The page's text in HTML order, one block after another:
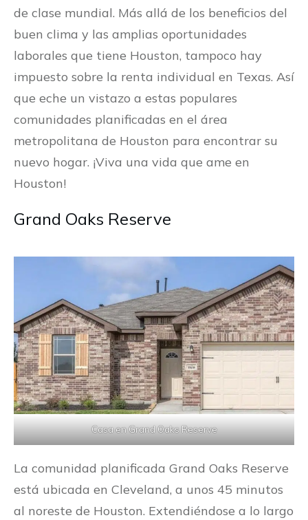
de clase mundial. Más allá de los beneficios del
buen clima y las amplias oportunidades
laborales que tiene Houston, tampoco hay
impuesto sobre la renta individual en Texas. Así
que eche un vistazo a estas populares
comunidades planificadas en el área
metropolitana de Houston para encontrar su
nuevo hogar. ¡Viva una vida que ame en
Houston!
Grand Oaks Reserve
Casa en Grand Oaks Reserve
La comunidad planificada Grand Oaks Reserve
está ubicada en Cleveland, a unos 45 minutos
al noreste de Houston. Extendiéndose a lo largo